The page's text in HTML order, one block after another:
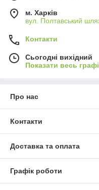
м. Харків
вул. Полтавський
Контакти
Сьогодні вихідний
Показати весь
Про нас
Контакти
Доставка та оплата
Графік роботи